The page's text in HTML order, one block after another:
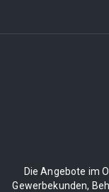
Die Angebote im
Gewerbekunden,